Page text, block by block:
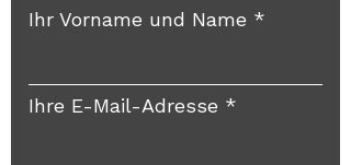
Ihr Vorname und Name
Ihre E-Mail-Adresse